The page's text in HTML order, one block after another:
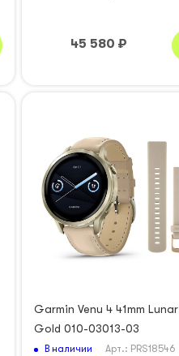
45 580 ₽
Garmin Venu 4 41mm Lunar
Gold 010-03013-03
В наличии Арт.: PRS18546